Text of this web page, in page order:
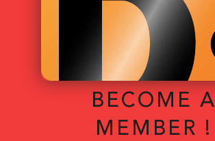
BECOME A
MEMBER !